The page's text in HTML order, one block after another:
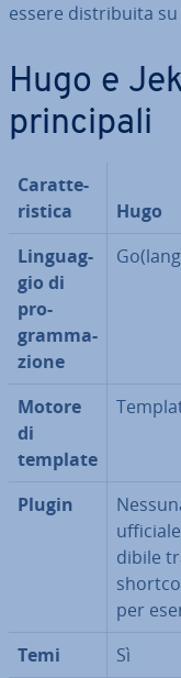
essere di­stri­bui­ta
Hugo e
prin­ci­pa­li
Ca­rat­te­
ri­sti­ca
Hugo
Lin­guag­
gio di
pro­
gram­ma­
zio­ne
Motore
di
template
Plugin
di­bi­le
per
Temi Sì